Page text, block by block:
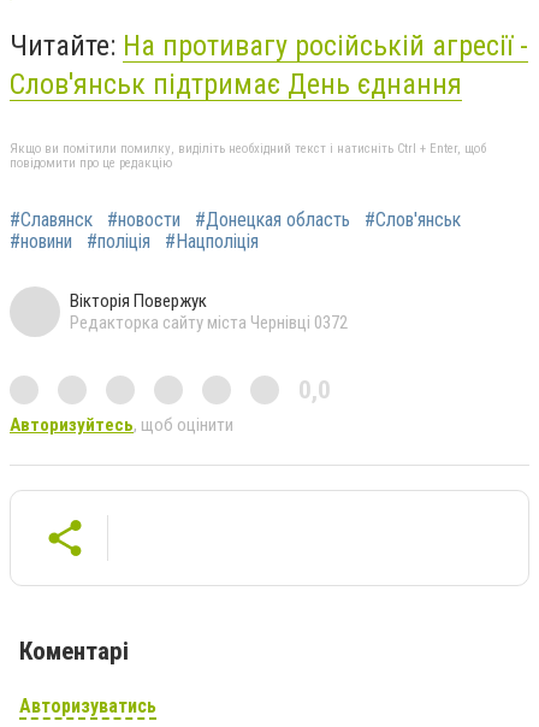
Читайте: На противагу російській агресії -
Слов'янськ підтримає День єднання
Якщо ви помітили помилку, виділіть необхідний текст і натисніть Ctrl + Enter, щоб
повідомити про це редакцію
#Славянск #новости #Донецкая область
#Слов'янськ
#новини
#поліція #Нацполіція
Вікторія Повержук
Редакторка сайту міста Чернівці 0372
0,0
Авторизуйтесь, щоб оцінити
Коментарі
Авторизуватись